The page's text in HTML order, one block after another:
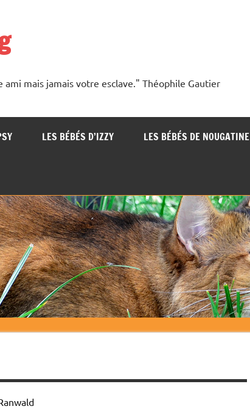
mais jamais votre esclave." Théophile Gautier
LES BÉBÉS D’IZZY LES BÉBÉS DE NOUGATINE